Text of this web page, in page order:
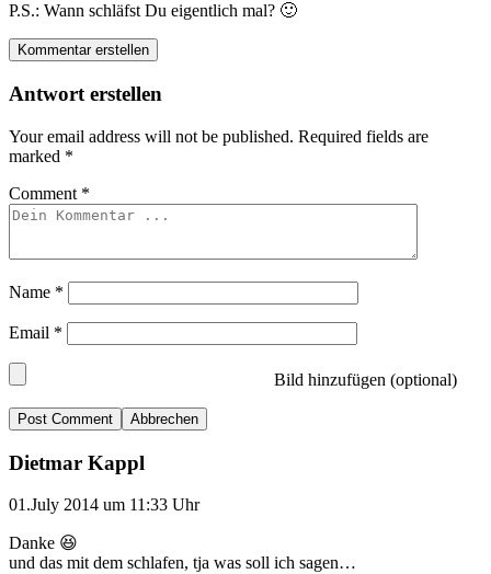
P.S.: Wann schläfst Du eigentlich mal? 🙂
Kommentar erstellen
Antwort erstellen
Your email address will not be published. Required fields are
marked *
Comment *
Name *
Email *
Bild hinzufügen (optional)
Abbrechen
Dietmar Kappl
01.July 2014 um 11:33 Uhr
Danke 😆
und das mit dem schlafen, tja was soll ich sagen…